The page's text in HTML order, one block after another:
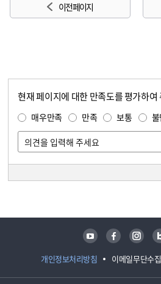
이전 페이지
현재 페이지에 대한 만족도를 평가하여
매우만족 만족 보통
개인정보처리방침 이메일무단수
유튜브 페이스북 인스타그램 블로그